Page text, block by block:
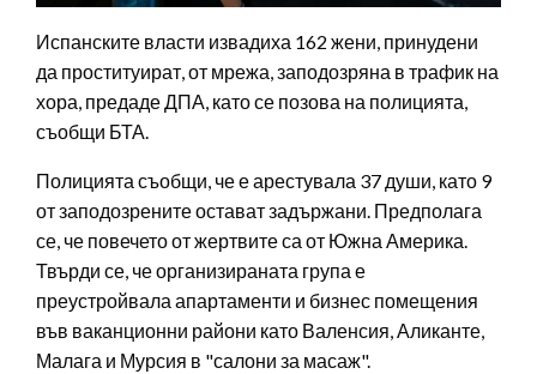
Испанските власти извадиха 162 жени, принудени
да проституират, от мрежа, заподозряна в трафик на
хора, предаде ДПА, като се позова на полицията,
съобщи БТА.
Полицията съобщи, че е арестувала 37 души, като 9
от заподозрените остават задържани. Предполага
се, че повечето от жертвите са от Южна Америка.
Твърди се, че организираната група е
преустройвала апартаменти и бизнес помещения
във ваканционни райони като Валенсия, Аликанте,
Малага и Мурсия в "салони за масаж".